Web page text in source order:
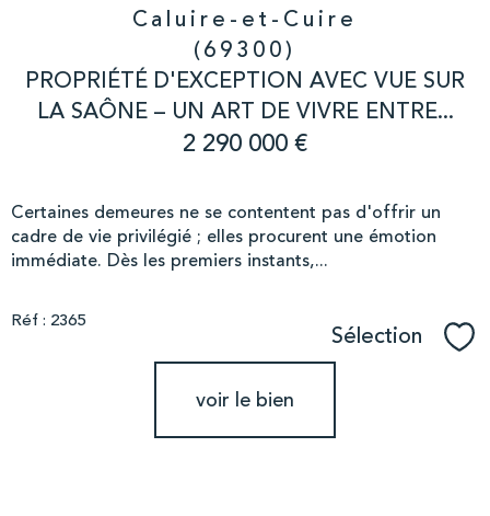
Caluire-et-Cuire
(69300)
PROPRIÉTÉ D'EXCEPTION AVEC VUE SUR
LA SAÔNE – UN ART DE VIVRE ENTRE...
2 290 000 €
Certaines demeures ne se contentent pas d'offrir un
cadre de vie privilégié ; elles procurent une émotion
immédiate. Dès les premiers instants,...
Réf : 2365 Sélection
voir le bien